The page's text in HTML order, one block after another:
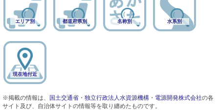
エリア別 都道府県別 名称別 水系別
現在地付近
※掲載の情報は、 国土交通省 ・ 独立行政法人水資源機構 ・ 電源開発株式会社の各
サイト及び、自治体サイトの情報等を取り纏めたものです。